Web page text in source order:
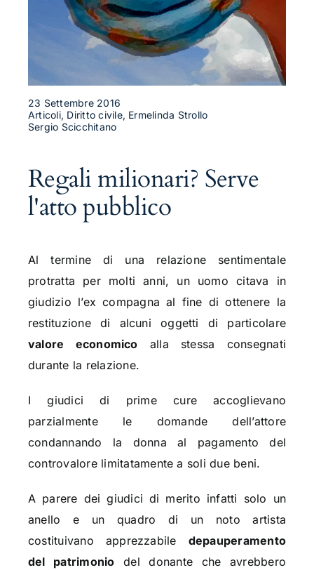
23 Settembre 2016
Articoli, Diritto civile, Ermelinda Strollo
Sergio Scicchitano
Regali milionari? Serve
l'atto pubblico
Al termine di una relazione sentimentale
protratta per molti anni, un uomo citava in
giudizio l’ex compagna al fine di ottenere la
restituzione di alcuni oggetti di particolare
valore economico alla stessa consegnati
durante la relazione.
I giudici di prime cure accoglievano
parzialmente le domande dell’attore
condannando la donna al pagamento del
controvalore limitatamente a soli due beni.
A parere dei giudici di merito infatti solo un
anello e un quadro di un noto artista
costituivano apprezzabile depauperamento
del patrimonio del donante che avrebbero